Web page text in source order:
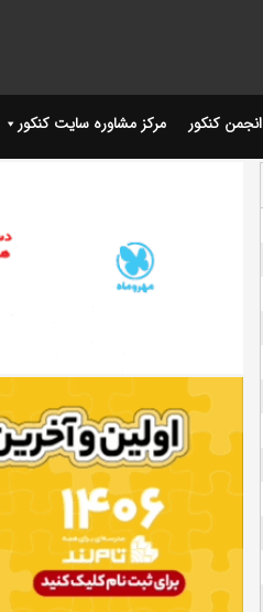
انجمن کنکور مرکز مشاوره سایت کنکور